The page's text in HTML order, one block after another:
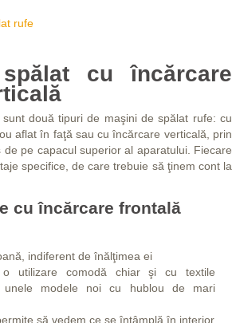
rufe
cu încărcare
două tipuri de maşini de spălat rufe: cu
aflat în faţă sau cu încărcare verticală, prin
pe capacul superior al aparatului. Fiecare
specifice, de care trebuie să ţinem cont la
cu încărcare frontală
indiferent de înălţimea ei
o utilizare comodă chiar şi cu textile
unele modele noi cu hublou de mari
să vedem ce se întâmplă în interior